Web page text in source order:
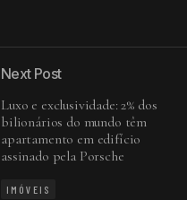
Next Post
Luxo e exclusividade: 2% dos
bilionários do mundo têm
apartamento em edifício
assinado pela Porsche
IMÓVEIS